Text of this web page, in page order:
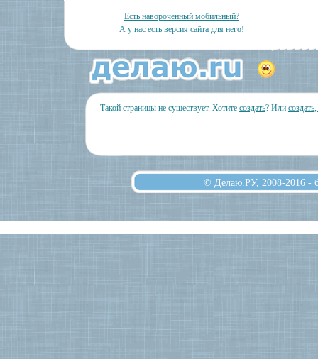
Есть навороченный мобильный?
А у нас есть версия сайта для него!
Такой страницы не существует. Хотите создать? Или
© Делаю.РУ, 2008-2016 -